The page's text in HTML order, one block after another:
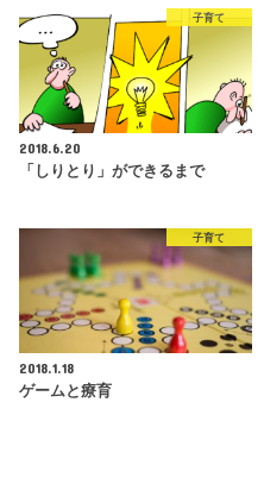
子育て
2018.6.20
「しりとり」ができるまで
子育て
2018.1.18
ゲームと療育